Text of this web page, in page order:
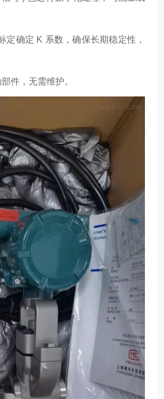
定确定 K 系数，确保长期稳定性，
件，无需维护。